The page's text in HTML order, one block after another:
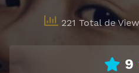
221 Total de
9